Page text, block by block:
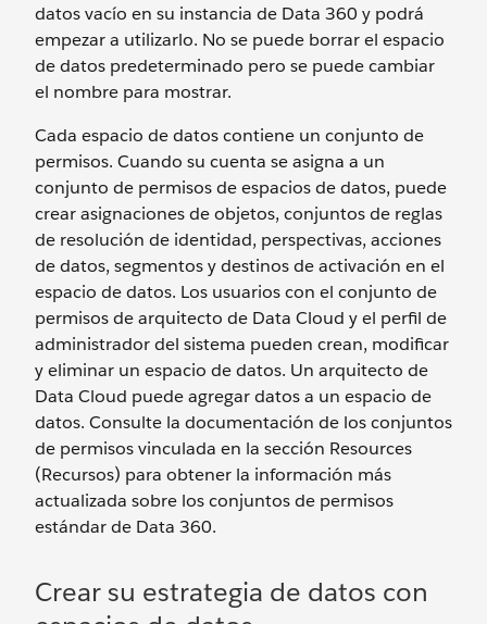
datos vacío en su instancia de Data 360 y podrá
empezar a utilizarlo. No se puede borrar el espacio
de datos predeterminado pero se puede cambiar
el nombre para mostrar.
Cada espacio de datos contiene un conjunto de
permisos. Cuando su cuenta se asigna a un
conjunto de permisos de espacios de datos, puede
crear asignaciones de objetos, conjuntos de reglas
de resolución de identidad, perspectivas, acciones
de datos, segmentos y destinos de activación en el
espacio de datos. Los usuarios con el conjunto de
permisos de arquitecto de Data Cloud y el perfil de
administrador del sistema pueden crean, modificar
y eliminar un espacio de datos. Un arquitecto de
Data Cloud puede agregar datos a un espacio de
datos. Consulte la documentación de los conjuntos
de permisos vinculada en la sección Resources
(Recursos) para obtener la información más
actualizada sobre los conjuntos de permisos
estándar de Data 360.
Crear su estrategia de datos con